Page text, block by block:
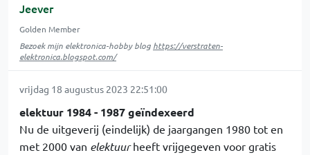
Jeever
Golden Member
Bezoek mijn elektronica-hobby blog https://verstraten-
elektronica.blogspot.com/
vrijdag 18 augustus 2023 22:51:00
elektuur 1984 - 1987 geïndexeerd
Nu de uitgeverij (eindelijk) de jaargangen 1980 tot en
met 2000 van elektuurheeft vrijgegeven voor gratis